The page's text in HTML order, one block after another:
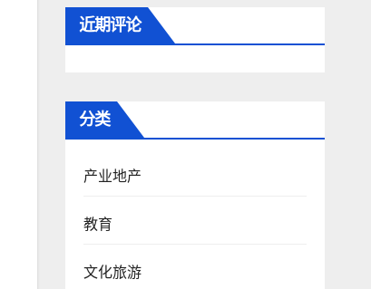
近期评论
分类
产业地产
教育
文化旅游